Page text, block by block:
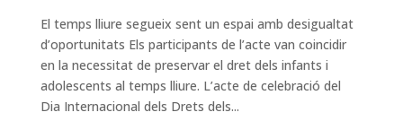
El temps lliure segueix sent un espai amb desigualtat
d’oportunitats Els participants de l’acte van coincidir
en la necessitat de preservar el dret dels infants i
adolescents al temps lliure. L’acte de celebració del
Dia Internacional dels Drets dels...